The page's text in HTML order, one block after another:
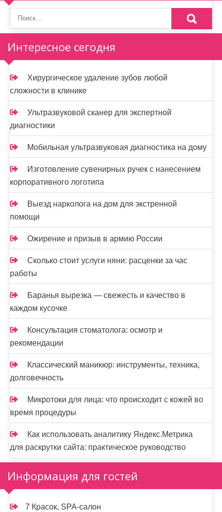
Интересное сегодня
Хирургическое удаление зубов любой
сложности в клинике
Ультразвуковой сканер для экспертной
диагностики
Мобильная ультразвуковая диагностика на дому
Изготовление сувенирных ручек с нанесением
корпоративного логотипа
Выезд нарколога на дом для экстренной
помощи
Ожирение и призыв в армию России
Сколько стоит услуги няни: расценки за час
работы
Баранья вырезка — свежесть и качество в
каждом кусочке
Консультация стоматолога: осмотр и
рекомендации
Классический маникюр: инструменты, техника,
долговечность
Микротоки для лица: что происходит с кожей во
время процедуры
Как использовать аналитику Яндекс.Метрика
для раскрутки сайта: практическое руководство
Информация для гостей
7 Красок, SPA-салон